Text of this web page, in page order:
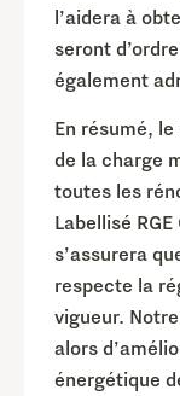
l’aidera à
seront
également
En résumé,
de la charge
toutes les
Labellisé
s’assurera
respecte la
vigueur.
alors
énergétique